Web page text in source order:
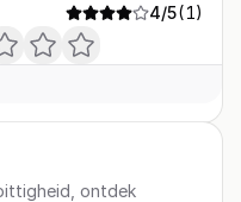
4/5(1)
ontdek